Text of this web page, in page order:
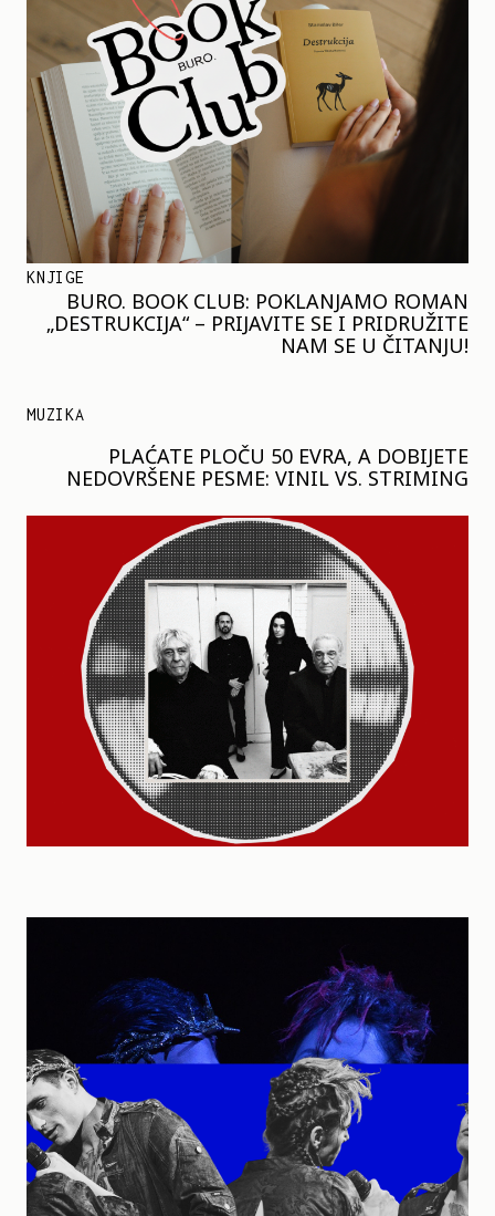
KNJIGE
BURO. BOOK CLUB: POKLANJAMO ROMAN
„DESTRUKCIJA“ – PRIJAVITE SE I PRIDRUŽITE
NAM SE U ČITANJU!
MUZIKA
PLAĆATE PLOČU 50 EVRA, A DOBIJETE
NEDOVRŠENE PESME: VINIL VS. STRIMING